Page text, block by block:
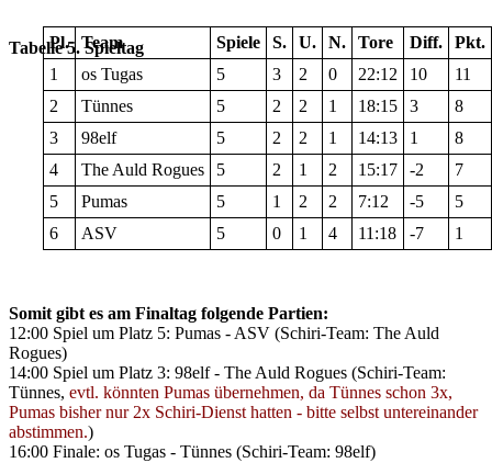
Tabelle 5. Spieltag
Pl. Team Spiele S. U. N. Tore Diff.
Pkt.
1
os Tugas 5 3 2 0 22:12 10
11
2
Tünnes 5 2 2 1 18:15 3
8
3
98elf 5 2 2 1 14:13 1
8
4
The Auld Rogues 5 2 1 2 15:17 -2
7
5
Pumas 5 1 2 2 7:12 -5
5
6
ASV 5 0 1 4 11:18 -7 1
Somit gibt es am Finaltag folgende Partien:
12:00 Spiel um Platz 5: Pumas - ASV (Schiri-Team: The Auld
Rogues)
14:00 Spiel um Platz 3: 98elf - The Auld Rogues (Schiri-Team:
Tünnes, evtl. könnten Pumas übernehmen, da Tünnes schon 3x,
Pumas bisher nur 2x Schiri-Dienst hatten - bitte selbst untereinander
abstimmen.)
16:00 Finale: os Tugas - Tünnes (Schiri-Team: 98elf)